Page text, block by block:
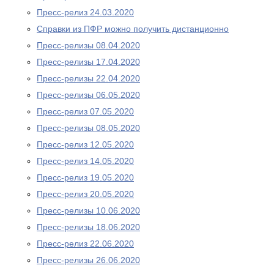
Пресс-релиз 24.03.2020
Справки из ПФР можно получить дистанционно
Пресс-релизы 08.04.2020
Пресс-релизы 17.04.2020
Пресс-релизы 22.04.2020
Пресс-релизы 06.05.2020
Пресс-релиз 07.05.2020
Пресс-релизы 08.05.2020
Пресс-релиз 12.05.2020
Пресс-релиз 14.05.2020
Пресс-релиз 19.05.2020
Пресс-релиз 20.05.2020
Пресс-релизы 10.06.2020
Пресс-релизы 18.06.2020
Пресс-релиз 22.06.2020
Пресс-релизы 26.06.2020